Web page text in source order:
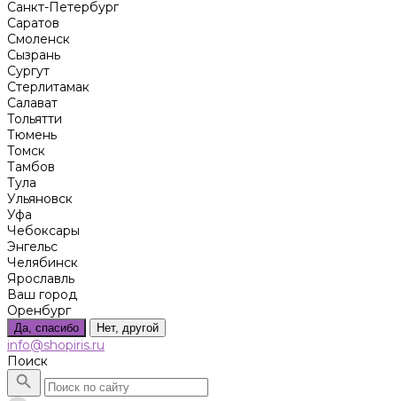
Санкт-Петербург
Саратов
Смоленск
Сызрань
Сургут
Стерлитамак
Салават
Тольятти
Тюмень
Томск
Тамбов
Тула
Ульяновск
Уфа
Чебоксары
Энгельс
Челябинск
Ярославль
Ваш город
Оренбург
Да, спасибо Нет, другой
info@shopiris.ru
Поиск